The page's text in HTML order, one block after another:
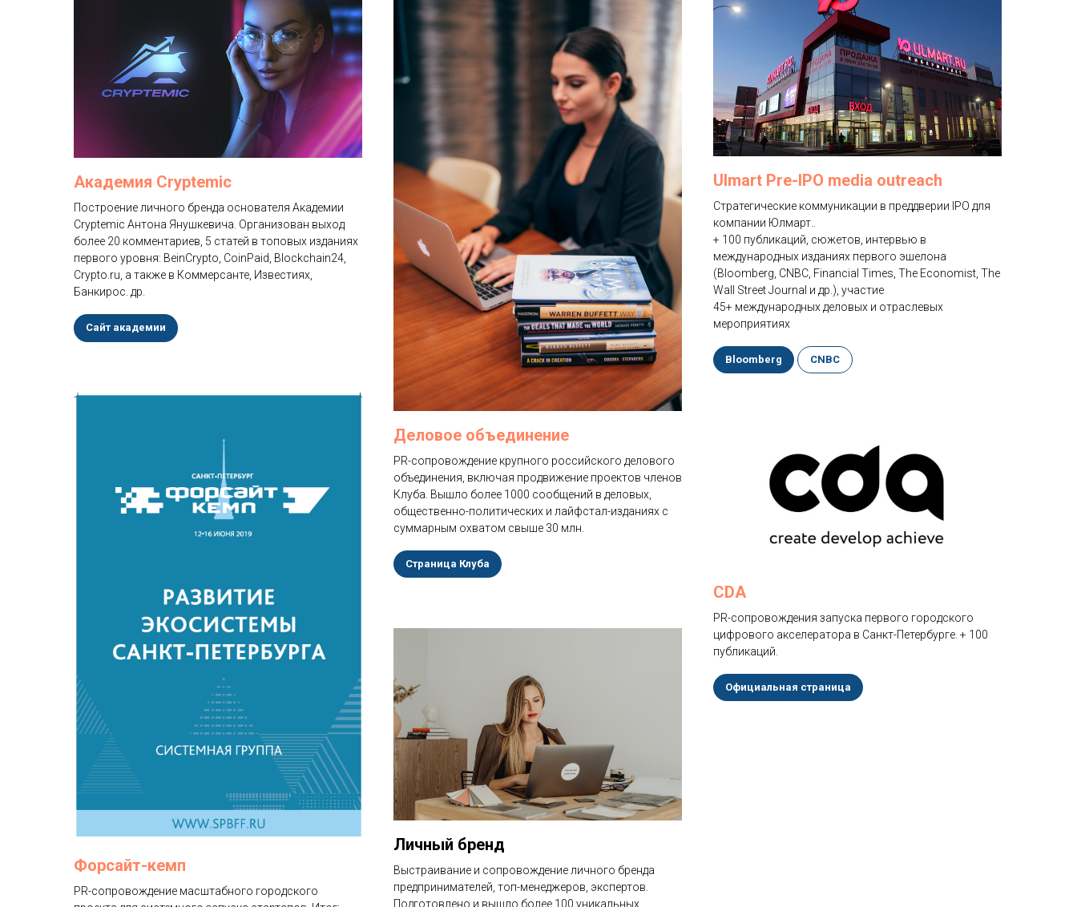
Академия Cryptemic
Построение личного бренда основателя Академии
Cryptemic Антона Янушкевича. Организован выход
более 20 комментариев, 5 статей в топовых изданиях
первого уровня: BeinCrypto, CoinPaid, Blockchain24,
Crypto.ru, а также в Коммерсанте, Известиях,
Банкирос. др.
Cайт академии
Деловое объединение
PR-сопровождение крупного российского делового
объединения, включая продвижение проектов членов
Клуба. Вышло более 1000 сообщений в деловых,
общественно-политических и лайфстал-изданиях с
суммарным охватом свыше 30 млн.
Страница Клуба
Ulmart Pre-IPO media outreach
Стратегические коммуникации в преддверии IPO для
компании Юлмарт..
+ 100 публикаций, сюжетов, интервью в
международных изданиях первого эшелона
(Bloomberg, CNBC, Financial Times, The Economist, The
Wall Street Journal и др.), участие
45+ международных деловых и отраслевых
мероприятиях
Bloomberg CNBC
Форсайт-кемп
PR-сопровождение масштабного городского
CDA
PR-сопровождения запуска первого городского
цифрового акселератора в Санкт-Петербурге. + 100
публикаций.
Официальная страница
Личный бренд
Выстраивание и сопровождение личного бренда
предпринимателей, топ-менеджеров, экспертов.
Подготовлено и вышло более 100 уникальных